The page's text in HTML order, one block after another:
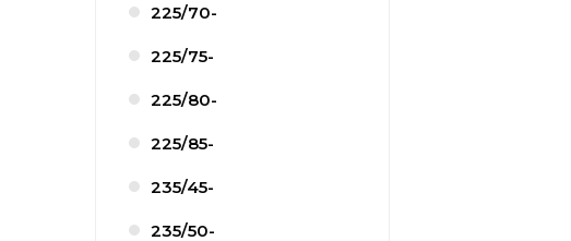
225/70-
225/75-
225/80-
225/85-
235/45-
235/50-